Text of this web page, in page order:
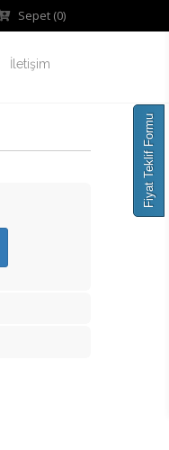
Sepet (0)
İletişim
Fiyat Teklif Formu